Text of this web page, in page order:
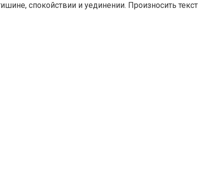
спокойствии и уединении. Произносить текст